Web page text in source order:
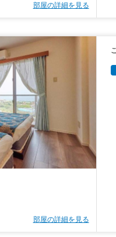
部屋の詳細を見る
部屋の詳細を見る